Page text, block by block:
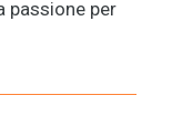
passione per